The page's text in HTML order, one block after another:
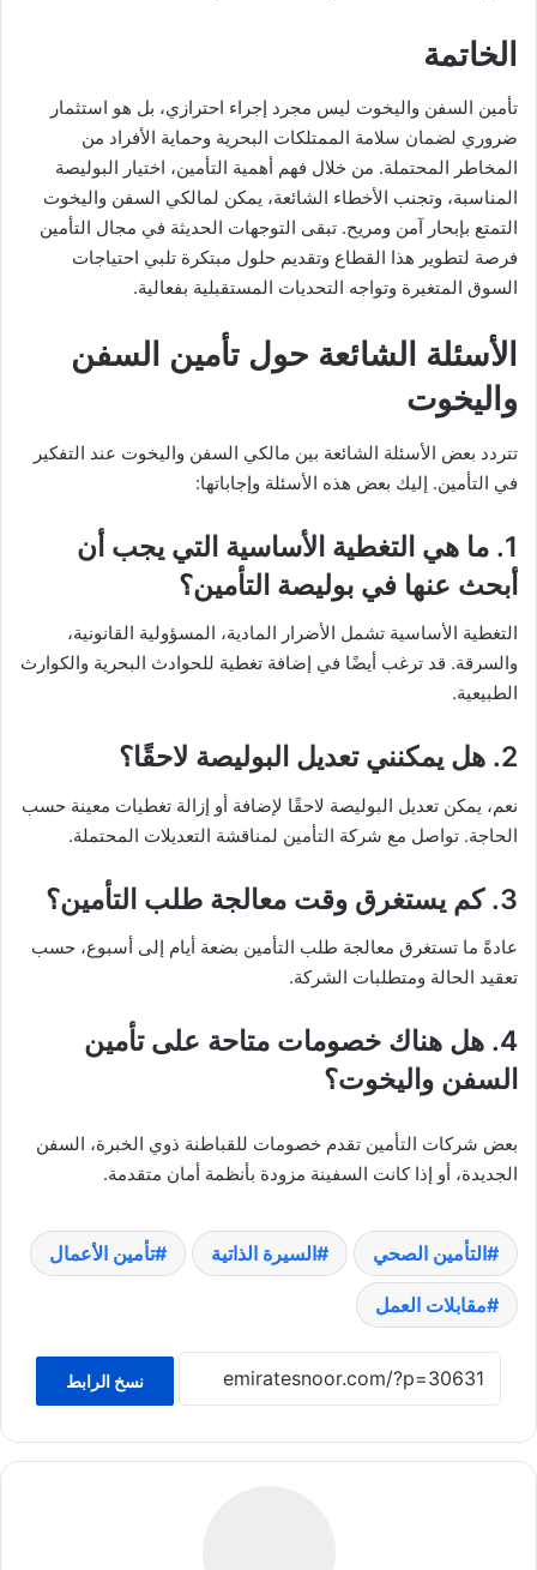
الخاتمة
تأمين السفن واليخوت ليس مجرد إجراء احترازي، بل هو استثمار
ضروري لضمان سلامة الممتلكات البحرية وحماية الأفراد من
المخاطر المحتملة. من خلال فهم أهمية التأمين، اختيار البوليصة
المناسبة، وتجنب الأخطاء الشائعة، يمكن لمالكي السفن واليخوت
التمتع بإبحار آمن ومريح. تبقى التوجهات الحديثة في مجال التأمين
فرصة لتطوير هذا القطاع وتقديم حلول مبتكرة تلبي احتياجات
السوق المتغيرة وتواجه التحديات المستقبلية بفعالية.
الأسئلة الشائعة حول تأمين السفن
واليخوت
تتردد بعض الأسئلة الشائعة بين مالكي السفن واليخوت عند التفكير
في التأمين. إليك بعض هذه الأسئلة وإجاباتها:
1. ما هي التغطية الأساسية التي يجب أن
أبحث عنها في بوليصة التأمين؟
التغطية الأساسية تشمل الأضرار المادية، المسؤولية القانونية،
والسرقة. قد ترغب أيضًا في إضافة تغطية للحوادث البحرية والكوارث
الطبيعية.
2. هل يمكنني تعديل البوليصة لاحقًا؟
نعم، يمكن تعديل البوليصة لاحقًا لإضافة أو إزالة تغطيات معينة حسب
الحاجة. تواصل مع شركة التأمين لمناقشة التعديلات المحتملة.
3. كم يستغرق وقت معالجة طلب التأمين؟
عادةً ما تستغرق معالجة طلب التأمين بضعة أيام إلى أسبوع، حسب
تعقيد الحالة ومتطلبات الشركة.
4. هل هناك خصومات متاحة على تأمين
السفن واليخوت؟
بعض شركات التأمين تقدم خصومات للقباطنة ذوي الخبرة، السفن
الجديدة، أو إذا كانت السفينة مزودة بأنظمة أمان متقدمة.
التأمين الصحي السيرة الذاتية تأمين الأعمال
مقابلات العمل
نسخ الرابط